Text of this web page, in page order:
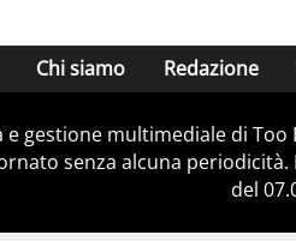
Chi siamo Redazione
multimediale di Too
senza alcuna
del